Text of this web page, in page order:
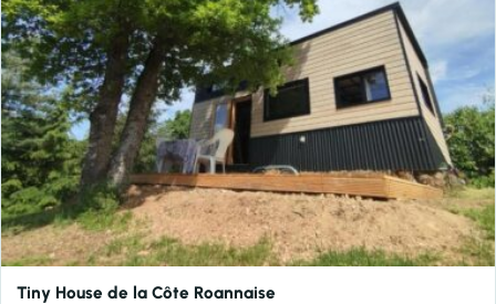
Tiny House de la Côte Roannaise